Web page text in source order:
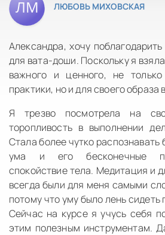
ЛЮБОВЬ МИХОВСКАЯ
Александра, хочу
для вата-доши. Поскольку я
важного и ценного, не
практики, но и для своего образа
Я трезво посмотрела на
торопливость в выполнении
Стала более чутко распознавать
ума и его бесконечные
спокойствие тела. Медитация и
всегда были для меня самыми
потому что уму было лень сидеть
Сейчас на курсе я учусь себя
этим полезным инструментам.